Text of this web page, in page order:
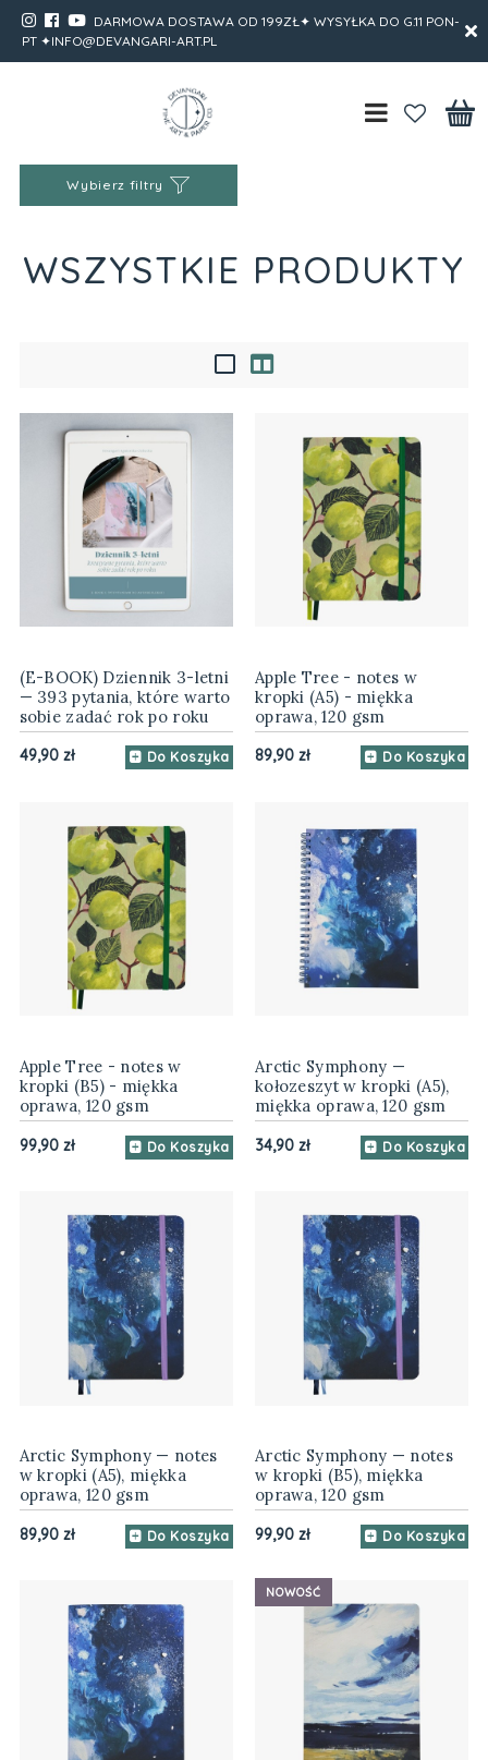
DARMOWA DOSTAWA OD 199ZŁ✦ WYSYŁKA DO G.11 PON-
PT ✦INFO@DEVANGARI-ART.PL
Wybierz filtry
WSZYSTKIE PRODUKTY
(E-BOOK) Dziennik 3-letni
— 393 pytania, które warto
sobie zadać rok po roku
49,90 zł Do Koszyka
Apple Tree - notes w
kropki (A5) - miękka
oprawa, 120 gsm
89,90 zł Do Koszyka
Apple Tree - notes w
kropki (B5) - miękka
oprawa, 120 gsm
99,90 zł Do Koszyka
Arctic Symphony —
kołozeszyt w kropki (A5),
miękka oprawa, 120 gsm
34,90 zł Do Koszyka
Arctic Symphony — notes
w kropki (A5), miękka
oprawa, 120 gsm
89,90 zł Do Koszyka
Arctic Symphony — notes
w kropki (B5), miękka
oprawa, 120 gsm
99,90 zł Do Koszyka
NOWOŚĆ